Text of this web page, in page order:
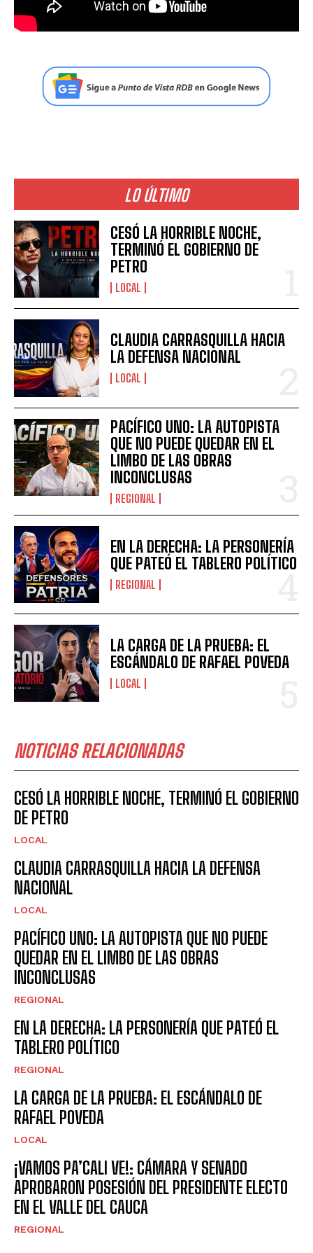
LO ÚLTIMO
CESÓ LA HORRIBLE NOCHE,
TERMINÓ EL GOBIERNO DE
PETRO
LOCAL
CLAUDIA CARRASQUILLA HACIA
LA DEFENSA NACIONAL
LOCAL
PACÍFICO UNO: LA AUTOPISTA
QUE NO PUEDE QUEDAR EN EL
LIMBO DE LAS OBRAS
INCONCLUSAS
REGIONAL
EN LA DERECHA: LA PERSONERÍA
QUE PATEÓ EL TABLERO POLÍTICO
REGIONAL
LA CARGA DE LA PRUEBA: EL
ESCÁNDALO DE RAFAEL POVEDA
LOCAL
NOTICIAS RELACIONADAS
CESÓ LA HORRIBLE NOCHE, TERMINÓ EL GOBIERNO
DE PETRO
LOCAL
CLAUDIA CARRASQUILLA HACIA LA DEFENSA
NACIONAL
LOCAL
PACÍFICO UNO: LA AUTOPISTA QUE NO PUEDE
QUEDAR EN EL LIMBO DE LAS OBRAS
INCONCLUSAS
REGIONAL
EN LA DERECHA: LA PERSONERÍA QUE PATEÓ EL
TABLERO POLÍTICO
REGIONAL
LA CARGA DE LA PRUEBA: EL ESCÁNDALO DE
RAFAEL POVEDA
LOCAL
¡VAMOS PA’CALI VE!: CÁMARA Y SENADO
APROBARON POSESIÓN DEL PRESIDENTE ELECTO
EN EL VALLE DEL CAUCA
REGIONAL